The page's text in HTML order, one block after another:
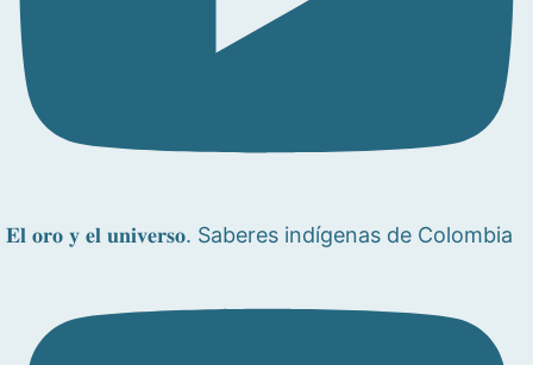
𝐄𝐥 𝐨𝐫𝐨 𝐲 𝐞𝐥 𝐮𝐧𝐢𝐯𝐞𝐫𝐬𝐨. Saberes indígenas de Colombia